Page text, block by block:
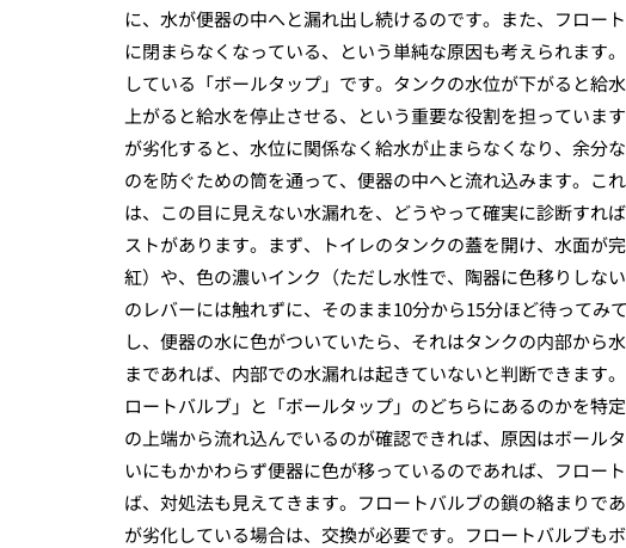
に、水が便器の中へと漏れ出し続けるのです。また、フロー
に閉まらなくなっている、という単純な原因も考えられます
している「ボールタップ」です。タンクの水位が下がると給
上がると給水を停止させる、という重要な役割を担ってい
が劣化すると、水位に関係なく給水が止まらなくなり、余分
のを防ぐための筒を通って、便器の中へと流れ込みます。
は、この目に見えない水漏れを、どうやって確実に診断すれ
ストがあります。まず、トイレのタンクの蓋を開け、水面が
紅）や、色の濃いインク（ただし水性で、陶器に色移りしな
のレバーには触れずに、そのまま10分から15分ほど待って
し、便器の水に色がついていたら、それはタンクの内部から
まであれば、内部での水漏れは起きていないと判断できます
ロートバルブ」と「ボールタップ」のどちらにあるのかを特
の上端から流れ込んでいるのが確認できれば、原因はボール
いにもかかわらず便器に色が移っているのであれば、フロー
ば、対処法も見えてきます。フロートバルブの鎖の絡まりで
が劣化している場合は、交換が必要です。フロートバルブも